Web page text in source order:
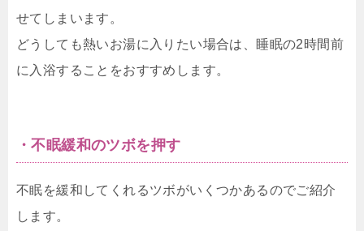
せてしまいます。
どうしても熱いお湯に入りたい場合は、睡眠の2時間前
に入浴することをおすすめします。
・不眠緩和のツボを押す
不眠を緩和してくれるツボがいくつかあるのでご紹介
します。